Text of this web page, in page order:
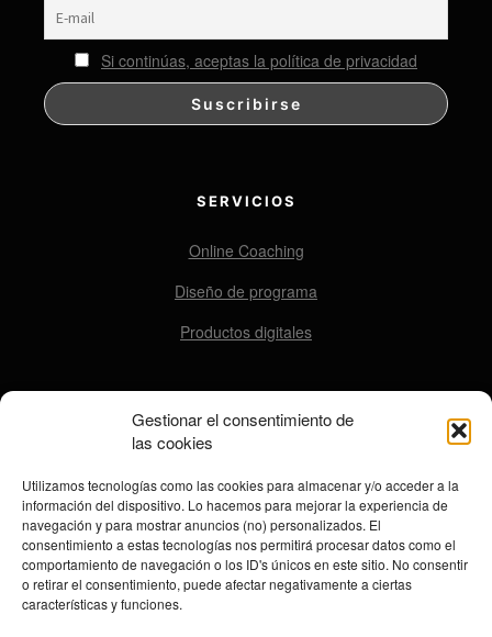
Gestionar el consentimiento de
las cookies
Utilizamos tecnologías como las cookies para almacenar y/o acceder a la
información del dispositivo. Lo hacemos para mejorar la experiencia de
navegación y para mostrar anuncios (no) personalizados. El
consentimiento a estas tecnologías nos permitirá procesar datos como el
comportamiento de navegación o los ID's únicos en este sitio. No consentir
o retirar el consentimiento, puede afectar negativamente a ciertas
características y funciones.
Si continúas, aceptas la política de privacidad
SERVICIOS
Online Coaching
Diseño de programa
Productos digitales
CONTACTO
REDES SOCIALES